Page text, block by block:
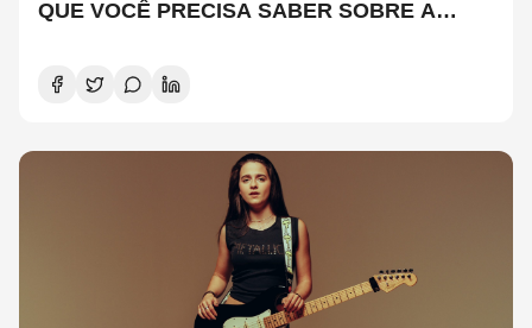
QUE VOCÊ PRECISA SABER SOBRE A